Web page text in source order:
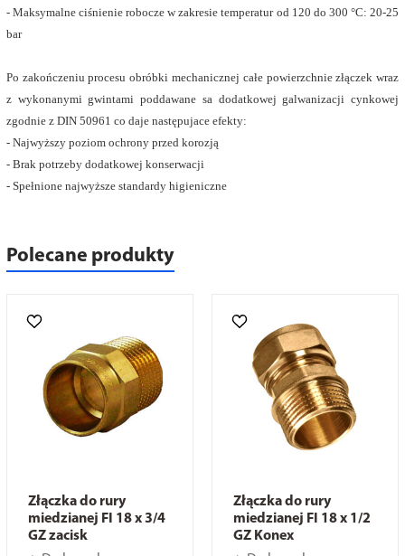
- Maksymalne ciśnienie robocze w zakresie temperatur od 120 do 300 °C: 20-25
bar
Po zakończeniu procesu obróbki mechanicznej całe powierzchnie złączek wraz
z wykonanymi gwintami poddawane sa dodatkowej galwanizacji cynkowej
zgodnie z DIN 50961 co daje następujace efekty:
- Najwyższy poziom ochrony przed korozją
- Brak potrzeby dodatkowej konserwacji
- Spełnione najwyższe standardy higieniczne
Polecane produkty
Złączka do rury
miedzianej FI 18 x 3/4
GZ zacisk
Złączka do rury
miedzianej FI 18 x 1/2
GZ Konex